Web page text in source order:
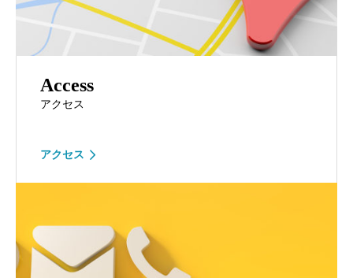
Access
アクセス
アクセス